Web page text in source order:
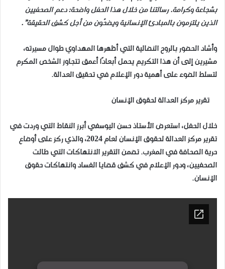
بشجاعة وكرامة. رسالتنا من خلال هذا الحفل واضحة: دعم الصحفيين
الذين يلتزمون بالمبادئ الإنسانية ويضحّون من أجل كشف الحقيقة.”
وأشاد الحضور بالروح النضالية التي أظهرها المهداوي طوال مسيرته،
مشيرين إلى أن هذا التكريم يحمل أبعادًا أعمق تتجاوز الشخص المكرم
لتسلط الضوء على أهمية دور الإعلام في تحقيق العدالة.
تقرير مركز العدالة لحقوق الإنسان
خلال الحفل، استعرض الأستاذ حسن اليوسفي أبرز النقاط التي وردت في
تقرير مركز العدالة لحقوق الإنسان لعام 2024، والذي ركز على أوضاع
حرية الصحافة في المغرب. تضمن التقرير الانتهاكات التي طالت
الصحفيين، ودور الإعلام في كشف قضايا الفساد وانتهاكات حقوق
الإنسان.